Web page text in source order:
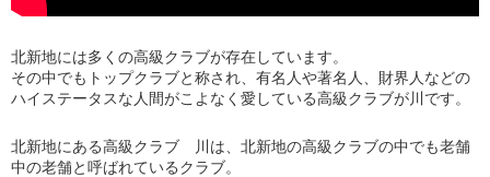
北新地には多くの高級クラブが存在しています。
その中でもトップクラブと称され、有名人や著名人、財界人などの
ハイステータスな人間がこよなく愛している高級クラブが川です。
北新地にある高級クラブ 川は、北新地の高級クラブの中でも老舗
中の老舗と呼ばれているクラブ。